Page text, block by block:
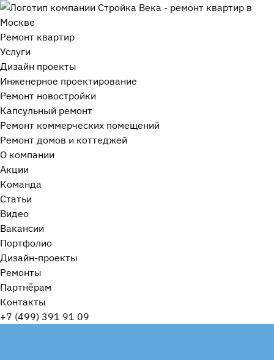
Ремонт квартир
Услуги
Дизайн проекты
Инженерное проектирование
Ремонт новостройки
Капсульный ремонт
Ремонт коммерческих помещений
Ремонт домов и коттеджей
О компании
Акции
Команда
Статьи
Видео
Вакансии
Портфолио
Дизайн-проекты
Ремонты
Партнёрам
Контакты
+7 (499) 391 91 09